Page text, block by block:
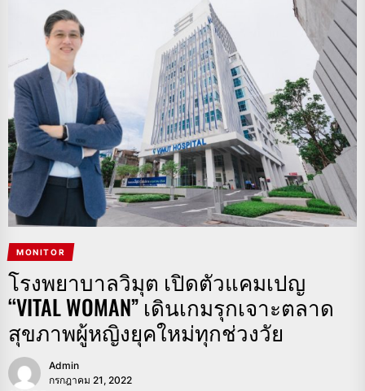
MONITOR
โรงพยาบาลวิมุต เปิดตัวแคมเปญ
“VITAL WOMAN” เดินเกมรุกเจาะตลาด
สุขภาพผู้หญิงยุคใหม่ทุกช่วงวัย
Admin
กรกฎาคม 21, 2022